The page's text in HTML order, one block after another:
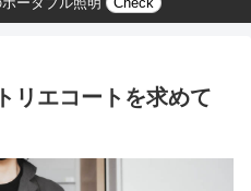
リエコートを求めて